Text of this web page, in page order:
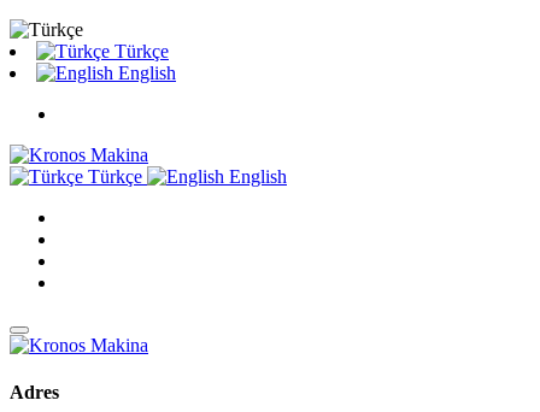
Türkçe
English
Türkçe English
Adres